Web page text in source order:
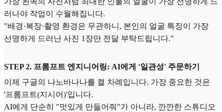
러나야 작업이 수월해집니다.
"배경·복장·촬영 환경은 무관하니, 본인의 얼굴 특징이 가장
선명하게 드러난 사진 1장만 전달 부탁드립니다."
STEP 2. 프롬프트 엔지니어링: AI에게 '일관성' 주문하기
이제 구글의 나노바나나를 켤 차례입니다. 가장 중요한 것은
'프롬프트(지시어)'입니다.
AI에게 단순히 "멋있게 만들어줘"가 아니라, 깐깐한 스튜디오